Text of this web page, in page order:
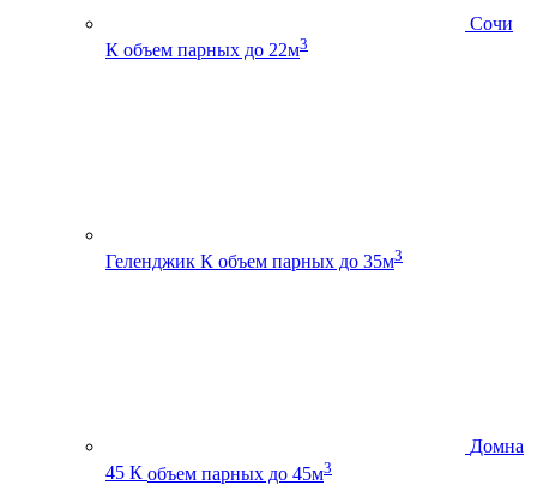
Сочи
К объем парных до 22м3
Геленджик К объем парных до 35м3
Домна
45 К объем парных до 45м3